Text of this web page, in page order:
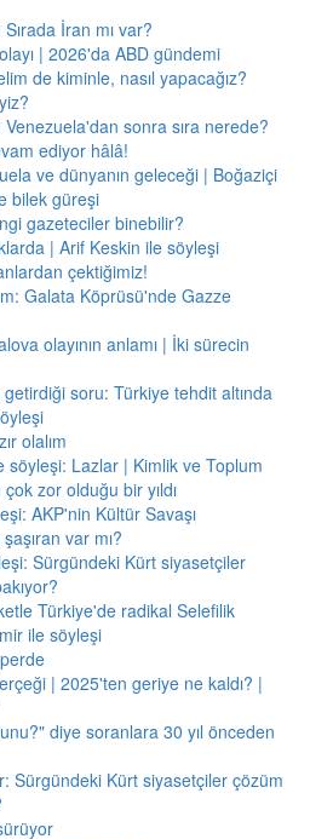
İran mı var?
| 2026'da ABD gündemi
de kiminle, nasıl yapacağız?
sonra sıra nerede?
ediyor hâlâ!
ve dünyanın geleceği | Boğaziçi
bilek güreşi
gazeteciler binebilir?
| Arif Keskin ile söyleşi
çektiğimiz!
Galata Köprüsü'nde Gazze
olayının anlamı | İki sürecin
getirdiği soru: Türkiye tehdit altında
olalım
söyleşi: Lazlar | Kimlik ve Toplum
zor olduğu bir yıldı
AKP'nin Kültür Savaşı
var mı?
Sürgündeki Kürt siyasetçiler
Türkiye'de radikal Selefilik
ile söyleşi
| 2025'ten geriye ne kaldı? |
diye soranlara 30 yıl önceden
Sürgündeki Kürt siyasetçiler çözüm